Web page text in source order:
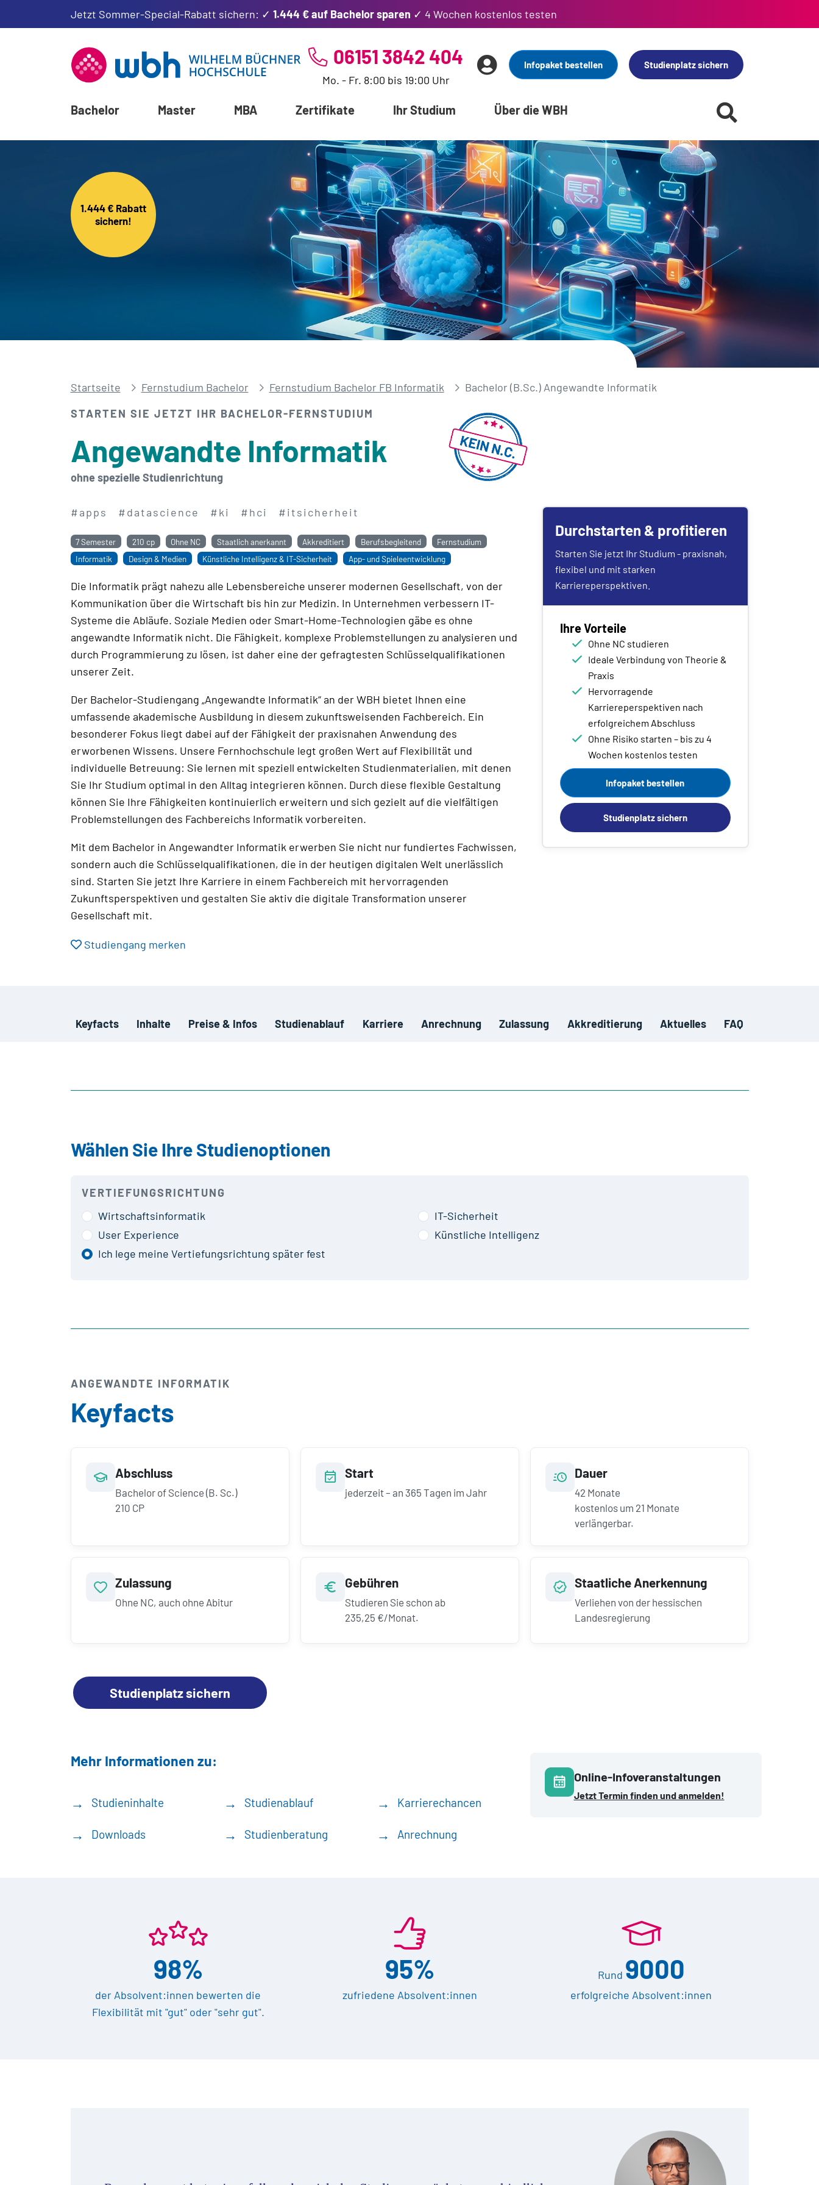
Jetzt Sommer-Special-Rabatt sichern: ✓ 1.444 € auf Bachelor sparen ✓ 4 Wochen kostenlos testen
06151 3842 404
Mo. - Fr. 8:00 bis 19:00 Uhr
Infopaket bestellen Studienplatz sichern
Bachelor Master MBA Zertifikate Ihr Studium Über die WBH
1.444 € Rabatt
sichern!
Startseite Fernstudium Bachelor Fernstudium Bachelor FB Informatik
Bachelor (B.Sc.) Angewandte Informatik
STARTEN SIE JETZT IHR BACHELOR-FERNSTUDIUM
Angewandte Informatik
ohne spezielle Studienrichtung
#apps #datascience #ki #hci #itsicherheit
7 Semester 210 cp Ohne NC Staatlich anerkannt Akkreditiert Berufsbegleitend
Fernstudium
Informatik
Design & Medien Künstliche Intelligenz & IT-Sicherheit App- und Spieleentwicklung
Die Informatik prägt nahezu alle Lebensbereiche unserer modernen Gesellschaft, von der
Kommunikation über die Wirtschaft bis hin zur Medizin. In Unternehmen verbessern IT-
Systeme die Abläufe. Soziale Medien oder Smart-Home-Technologien gäbe es ohne
angewandte Informatik nicht. Die Fähigkeit, komplexe Problemstellungen zu analysieren und
durch Programmierung zu lösen, ist daher eine der gefragtesten Schlüsselqualifikationen
unserer Zeit.
Der Bachelor-Studiengang „Angewandte Informatik“ an der WBH bietet Ihnen eine
umfassende akademische Ausbildung in diesem zukunftsweisenden Fachbereich. Ein
besonderer Fokus liegt dabei auf der Fähigkeit der praxisnahen Anwendung des
erworbenen Wissens. Unsere Fernhochschule legt großen Wert auf Flexibilität und
individuelle Betreuung: Sie lernen mit speziell entwickelten Studienmaterialien, mit denen
Sie Ihr Studium optimal in den Alltag integrieren können. Durch diese flexible Gestaltung
können Sie Ihre Fähigkeiten kontinuierlich erweitern und sich gezielt auf die vielfältigen
Problemstellungen des Fachbereichs Informatik vorbereiten.
Mit dem Bachelor in Angewandter Informatik erwerben Sie nicht nur fundiertes Fachwissen,
sondern auch die Schlüsselqualifikationen, die in der heutigen digitalen Welt unerlässlich
sind. Starten Sie jetzt Ihre Karriere in einem Fachbereich mit hervorragenden
Zukunftsperspektiven und gestalten Sie aktiv die digitale Transformation unserer
Gesellschaft mit.
Studiengang merken
Durchstarten & profitieren
Starten Sie jetzt Ihr Studium - praxisnah,
flexibel und mit starken
Karriereperspektiven.
Ihre Vorteile
Ohne NC studieren
Ideale Verbindung von Theorie &
Praxis
Hervorragende
Karriereperspektiven nach
erfolgreichem Abschluss
Ohne Risiko starten – bis zu 4
Wochen kostenlos testen
Infopaket bestellen
Studienplatz sichern
Keyfacts Inhalte Preise & Infos Studienablauf Karriere Anrechnung Zulassung Akkreditierung Aktuelles FAQ
Wählen Sie Ihre Studienoptionen
VERTIEFUNGSRICHTUNG
Wirtschaftsinformatik
IT-Sicherheit
User Experience
Künstliche Intelligenz
Ich lege meine Vertiefungsrichtung später fest
ANGEWANDTE INFORMATIK
Keyfacts
Abschluss
Bachelor of Science (B. Sc.)
210 CP
Start
jederzeit – an 365 Tagen im Jahr
Dauer
42 Monate
kostenlos um 21 Monate
verlängerbar.
Zulassung
Ohne NC, auch ohne Abitur
Gebühren
Studieren Sie schon ab
235,25 €/Monat.
Staatliche Anerkennung
Verliehen von der hessischen
Landesregierung
Studienplatz sichern
Mehr Informationen zu:
Studieninhalte Studienablauf Karrierechancen
Downloads Studienberatung Anrechnung
Online-Infoveranstaltungen
Jetzt Termin finden und anmelden!
98%
der Absolvent:innen bewerten die
Flexibilität mit "gut" oder "sehr gut".
95%
zufriedene Absolvent:innen
Rund 9000
erfolgreiche Absolvent:innen